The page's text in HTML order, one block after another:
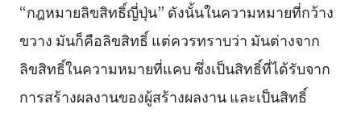
“กฎหมายลิขสิทธิ์ญี่ปุ่น” ดังนั้นในความหมายที่กว้าง
ขวาง มันก็คือลิขสิทธิ์ แต่ควรทราบว่า มันต่างจาก
ลิขสิทธิ์ในความหมายที่แคบ ซึ่งเป็นสิทธิ์ที่ได้รับจาก
การสร้างผลงานของผู้สร้างผลงาน และเป็นสิทธิ์